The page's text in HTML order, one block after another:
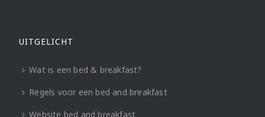
UITGELICHT
Wat is een bed & breakfast?
Regels voor een bed and breakfast
Website bed and breakfast